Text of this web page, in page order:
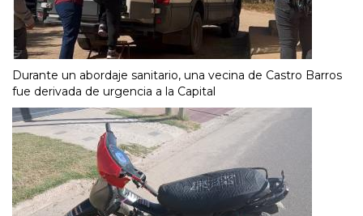
Durante un abordaje sanitario, una vecina de Castro Barros
fue derivada de urgencia a la Capital